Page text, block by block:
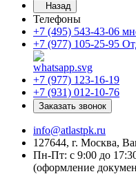
Назад
Телефоны
+7 (495) 543-43-06
+7 (977) 105-25-95
+7 (977) 123-16-19
+7 (931) 012-10-76
Заказать звонок
info@atlastpk.ru
127644, г. Москва,
Пн-Пт: с 9:00 до
(оформление